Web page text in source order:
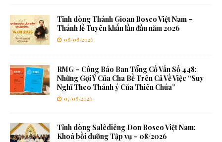
Tỉnh dòng Thánh Gioan Bosco Việt Nam –
Thánh lễ Tuyên khấn lần đầu năm 2026
08/08/2026
RMG – Công Báo Ban Tổng Cố Vấn Số 448:
Những Gợi Ý Của Cha Bề Trên Cả Về Việc “Suy
Nghĩ Theo Thánh ý Của Thiên Chúa”
07/08/2026
Tỉnh dòng Salêdiêng Don Bosco Việt Nam:
Khoá bồi dưỡng Tập vụ – 08/2026